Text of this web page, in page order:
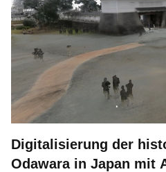
Digitalisierung der
Odawara in Japan mit